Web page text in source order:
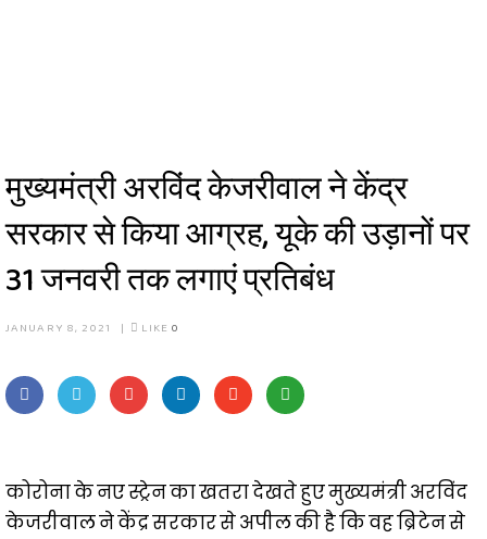
मुख्यमंत्री अरविंद केजरीवाल ने केंद्र
सरकार से किया आग्रह, यूके की उड़ानों पर
31 जनवरी तक लगाएं प्रतिबंध
JANUARY 8, 2021 | LIKE 0
कोरोना के नए स्ट्रेन का खतरा देखते हुए मुख्यमंत्री अरविंद
केजरीवाल ने केंद्र सरकार से अपील की है कि वह ब्रिटेन से